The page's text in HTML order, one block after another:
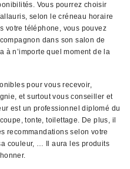
Vous pourrez choisir
selon le créneau horaire
votre téléphone, vous pouvez
dans son salon de
à n’importe quel moment de la
pour vous recevoir,
et surtout vous conseiller et
est un professionnel diplomé du
tonte, toilettage. De plus, il
recommandations selon votre
couleur, … Il aura les produits